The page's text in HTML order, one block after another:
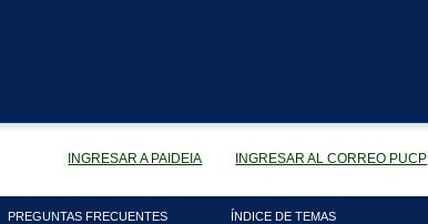
INGRESAR A PAIDEIA INGRESAR AL CORREO PUCP
PREGUNTAS FRECUENTES ÍNDICE DE TEMAS